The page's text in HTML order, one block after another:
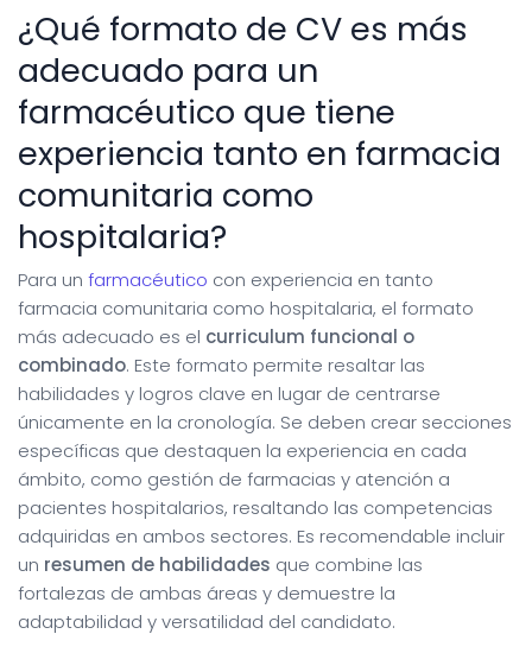
¿Qué formato de CV es más
adecuado para un
farmacéutico que tiene
experiencia tanto en farmacia
comunitaria como
hospitalaria?
Para un farmacéutico con experiencia en tanto
farmacia comunitaria como hospitalaria, el formato
más adecuado es el curriculum funcional o
combinado. Este formato permite resaltar las
habilidades y logros clave en lugar de centrarse
únicamente en la cronología. Se deben crear secciones
específicas que destaquen la experiencia en cada
ámbito, como gestión de farmacias y atención a
pacientes hospitalarios, resaltando las competencias
adquiridas en ambos sectores. Es recomendable incluir
un resumen de habilidades que combine las
fortalezas de ambas áreas y demuestre la
adaptabilidad y versatilidad del candidato.